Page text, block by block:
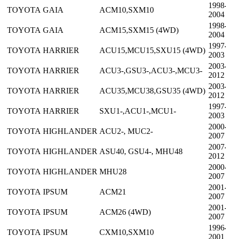
TOYOTA GAIA ACM10,SXM10
2004
TOYOTA GAIA ACM15,SXM15 (4WD)
2004
TOYOTA HARRIER ACU15,MCU15,SXU15 (4WD)
2003
TOYOTA HARRIER ACU3-,GSU3-,ACU3-,MCU3-
2012
TOYOTA HARRIER ACU35,MCU38,GSU35 (4WD)
2012
TOYOTA HARRIER SXU1-,ACU1-,MCU1-
2003
TOYOTA HIGHLANDER ACU2-, MUC2-
2007
TOYOTA HIGHLANDER ASU40, GSU4-, MHU48
2012
TOYOTA HIGHLANDER MHU28
2007
TOYOTA IPSUM ACM21
2007
TOYOTA IPSUM ACM26 (4WD)
2007
TOYOTA IPSUM CXM10,SXM10
2001